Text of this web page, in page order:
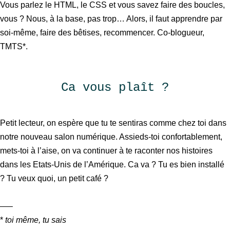
Vous parlez le HTML, le CSS et vous savez faire des boucles,
vous ? Nous, à la base, pas trop… Alors, il faut apprendre par
soi-même, faire des bêtises, recommencer. Co-blogueur,
TMTS*.
Ca vous plaît ?
Petit lecteur, on espère que tu te sentiras comme chez toi dans
notre nouveau salon numérique. Assieds-toi confortablement,
mets-toi à l’aise, on va continuer à te raconter nos histoires
dans les Etats-Unis de l’Amérique. Ca va ? Tu es bien installé
? Tu veux quoi, un petit café ?
—–
* toi même, tu sais